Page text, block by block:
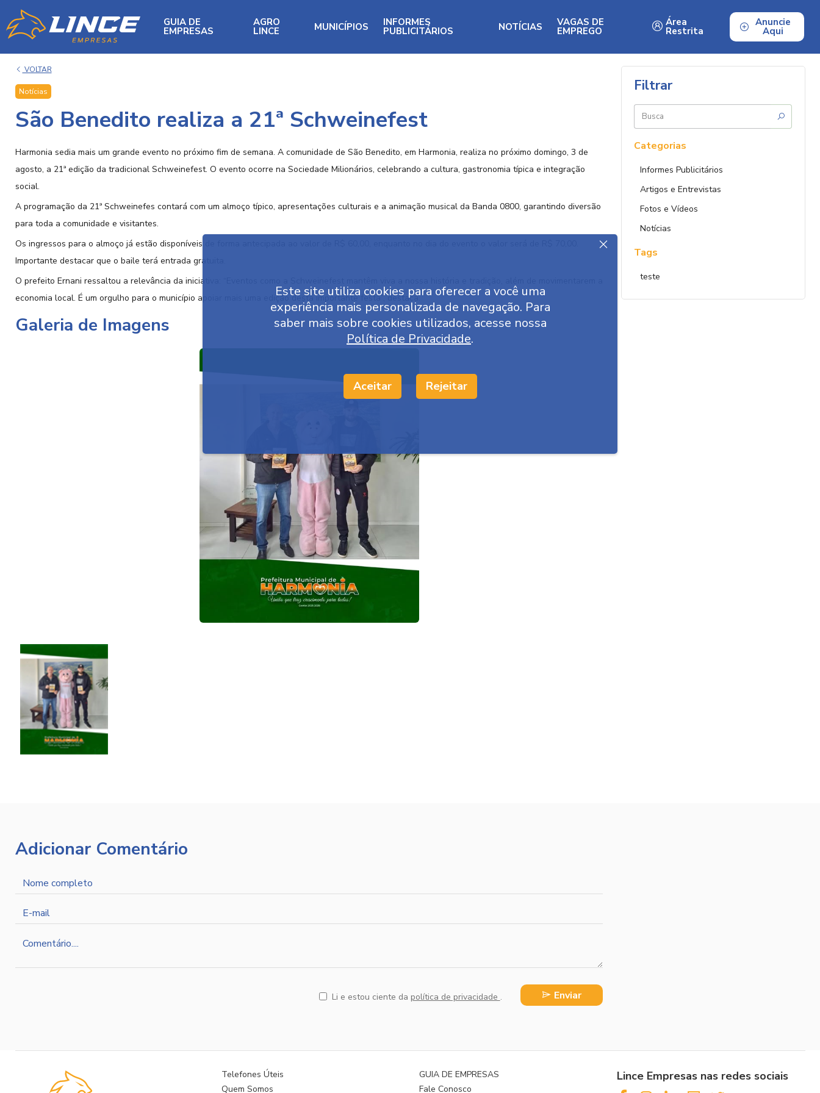
GUIA DE
EMPRESAS
AGRO
LINCE MUNICÍPIOS INFORMES
PUBLICITÁRIOS NOTÍCIAS VAGAS DE
EMPREGO
Área
Restrita
Anuncie
Aqui
VOLTAR
Notícias
São Benedito realiza a 21ª Schweinefest
Harmonia sedia mais um grande evento no próximo fim de semana. A comunidade de São Benedito, em Harmonia, realiza no próximo domingo, 3 de
agosto, a 21ª edição da tradicional Schweinefest. O evento ocorre na Sociedade Milionários, celebrando a cultura, gastronomia típica e integração
social.
A programação da 21ª Schweinefes contará com um almoço típico, apresentações culturais e a animação musical da Banda 0800, garantindo diversão
para toda a comunidade e visitantes.
Os ingressos para o almoço já estão disponíveis de forma antecipada ao valor de R$ 60,00, enquanto no dia do evento o valor será de R$ 70,00.
Importante destacar que o baile terá entrada gratuita.
O prefeito Ernani ressaltou a relevância da iniciativa: “Eventos como a Schweinefest mantêm viva a nossa história e tradição, além de movimentarem a
economia local. É um orgulho para o município apoiar mais uma edição desta importante festa”, destaca.
Galeria de Imagens
Filtrar
Buscar
por:
Categorias
Informes Publicitários
Artigos e Entrevistas
Fotos e Vídeos
Notícias
Tags
teste
Adicionar Comentário
Nome
completo
E-
mail
Comentário
Li e estou ciente da política de privacidade . Enviar
Telefones Úteis
Quem Somos
GUIA DE EMPRESAS
Fale Conosco
Lince Empresas nas redes sociais
Este site utiliza cookies para oferecer a você uma
experiência mais personalizada de navegação. Para
saber mais sobre cookies utilizados, acesse nossa
Política de Privacidade.
Aceitar Rejeitar